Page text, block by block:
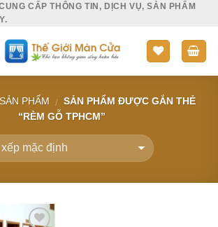
CẤP THÔNG TIN, DỊCH VỤ, SẢN PHẨM
SẢN PHẨM / SẢN PHẨM ĐƯỢC GẮN THẺ
“RÈM GỖ TPHCM”